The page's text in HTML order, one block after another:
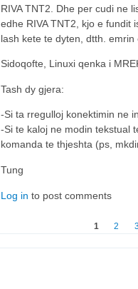
RIVA TNT2. Dhe per cudi ne
edhe RIVA TNT2, kjo e fundit
lash kete te dyten, dtth.
Sidoqofte, Linuxi qenka i
Tash dy gjera:
-Si ta rregulloj konektimin ne
-Si te kaloj ne modin tekstual
komanda te thjeshta (ps,
Tung
Log in to post comments
1 2